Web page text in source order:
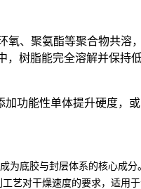
氧、聚氨酯等聚合物共溶
，树脂能完全溶解并保持
功能性单体提升硬度，或
为底胶与封层体系的核心成
艺对干燥速度的要求，适用于